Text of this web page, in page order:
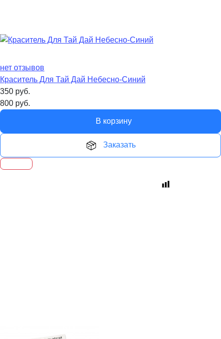
нет отзывов
Краситель Для Тай Дай Небесно-Синий
350 руб.
800 руб.
В корзину
Заказать